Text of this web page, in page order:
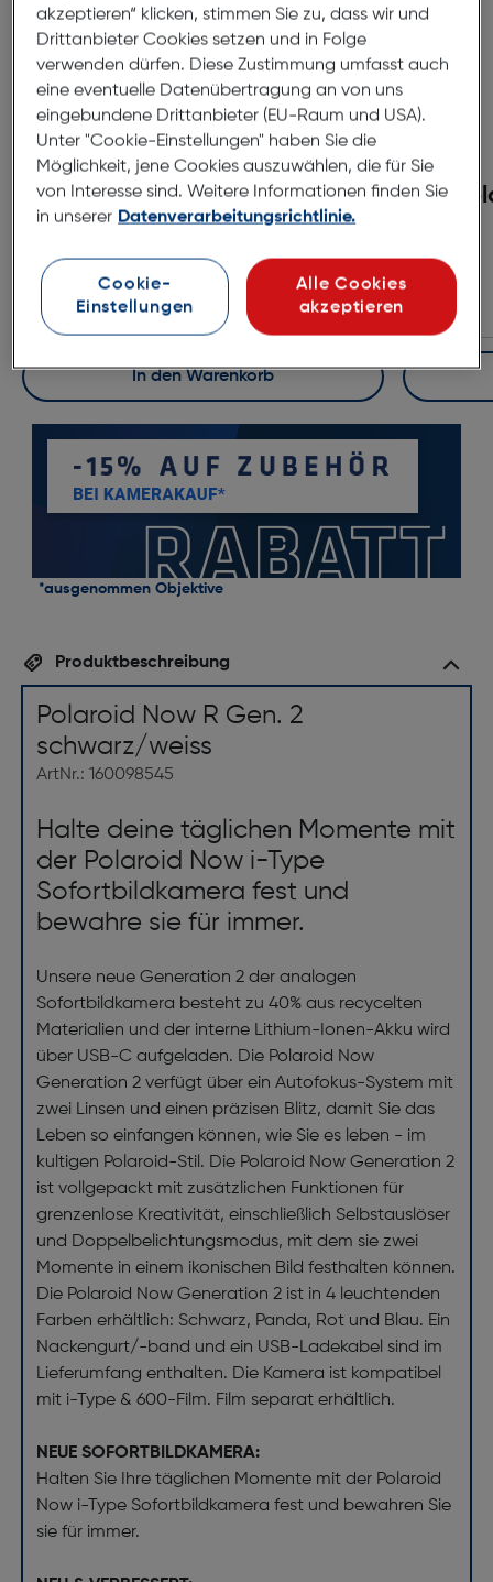
Polaroid i-Type Color x40
Pack
€ 84,99
In den Warenkorb
*ausgenommen Objektive
Produktbeschreibung
Polaroid Now R Gen. 2
schwarz/weiss
ArtNr.: 160098545
Halte deine täglichen Momente mit
der Polaroid Now i-Type
Sofortbildkamera fest und
bewahre sie für immer.
Unsere neue Generation 2 der analogen
Sofortbildkamera besteht zu 40% aus recycelten
Materialien und der interne Lithium-Ionen-Akku wird
über USB-C aufgeladen. Die Polaroid Now
Generation 2 verfügt über ein Autofokus-System mit
zwei Linsen und einen präzisen Blitz, damit Sie das
Leben so einfangen können, wie Sie es leben - im
kultigen Polaroid-Stil. Die Polaroid Now Generation 2
ist vollgepackt mit zusätzlichen Funktionen für
grenzenlose Kreativität, einschließlich Selbstauslöser
und Doppelbelichtungsmodus, mit dem sie zwei
Momente in einem ikonischen Bild festhalten können.
Die Polaroid Now Generation 2 ist in 4 leuchtenden
Farben erhältlich: Schwarz, Panda, Rot und Blau. Ein
Nackengurt/-band und ein USB-Ladekabel sind im
Lieferumfang enthalten. Die Kamera ist kompatibel
mit i-Type & 600-Film. Film separat erhältlich.
NEUE SOFORTBILDKAMERA:
Halten Sie Ihre täglichen Momente mit der Polaroid
Now i-Type Sofortbildkamera fest und bewahren Sie
sie für immer.
akzeptieren“ klicken, stimmen Sie zu, dass wir und
Drittanbieter Cookies setzen und in Folge
verwenden dürfen. Diese Zustimmung umfasst auch
eine eventuelle Datenübertragung an von uns
eingebundene Drittanbieter (EU-Raum und USA).
Unter "Cookie-Einstellungen" haben Sie die
Möglichkeit, jene Cookies auszuwählen, die für Sie
von Interesse sind. Weitere Informationen finden Sie
in unserer Datenverarbeitungsrichtlinie.
Cookie-
Einstellungen
Alle Cookies
akzeptieren